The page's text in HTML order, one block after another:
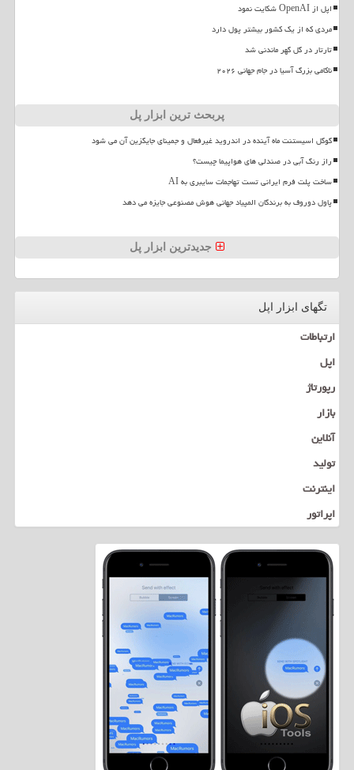
اپل از OpenAI شکایت نمود
مردی که از یک کشور بیشتر پول دارد
تارتار در گل گهر ماندنی شد
ناکامی بزرگ آسیا در جام جهانی ۲۰۲۶
پربحث ترین ابزار پل
گوگل اسیستنت ماه آینده در اندروید غیرفعال و جمینای جایگزین آن می شود
راز رنگ آبی در صندلی های هواپیما چیست؟
ساخت پلت فرم ایرانی تست تهاجمات سایبری به AI
پاول دوروف به برندگان المپیاد جهانی هوش مصنوعی جایزه می دهد
جدیدترین ابزار پل
تگهای ابزار اپل
ارتباطات
اپل
رپورتاژ
بازار
آنلاین
تولید
اینترنت
اپراتور